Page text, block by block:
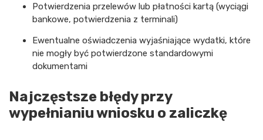
Potwierdzenia przelewów lub płatności kartą (wyciągi
bankowe, potwierdzenia z terminali)
Ewentualne oświadczenia wyjaśniające wydatki, które
nie mogły być potwierdzone standardowymi
dokumentami
Najczęstsze błędy przy
wypełnianiu wniosku o zaliczkę